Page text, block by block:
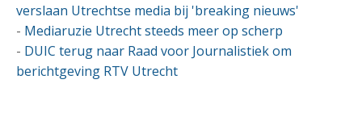
verslaan Utrechtse media bij 'breaking nieuws'
- Mediaruzie Utrecht steeds meer op scherp
- DUIC terug naar Raad voor Journalistiek om
berichtgeving RTV Utrecht